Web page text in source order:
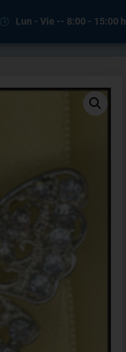
Lun - Vie -- 8:00 - 15:00 h